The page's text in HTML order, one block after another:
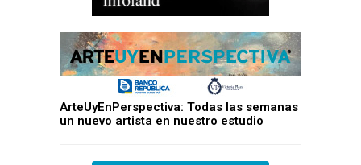
ArteUyEnPerspectiva: Todas las semanas
un nuevo artista en nuestro estudio